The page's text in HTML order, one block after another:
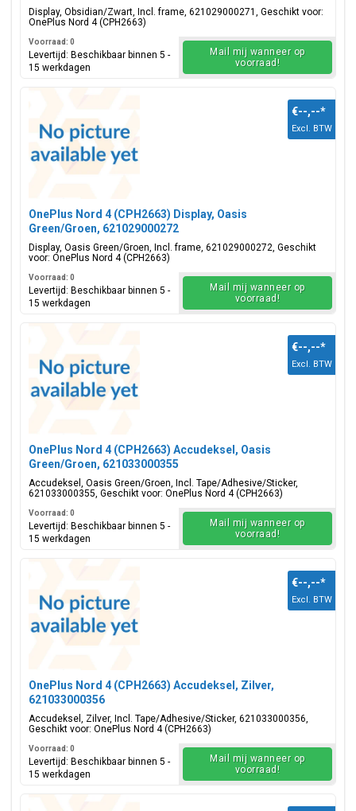
Display, Obsidian/Zwart, Incl. frame, 621029000271, Geschikt voor:
OnePlus Nord 4 (CPH2663)
Voorraad: 0
Levertijd: Beschikbaar binnen 5 -
15 werkdagen
Mail mij wanneer op
voorraad!
OnePlus Nord 4 (CPH2663) Display, Oasis
Green/Groen, 621029000272
Display, Oasis Green/Groen, Incl. frame, 621029000272, Geschikt
voor: OnePlus Nord 4 (CPH2663)
€--,--*
Excl. BTW
Voorraad: 0
Levertijd: Beschikbaar binnen 5 -
15 werkdagen
Mail mij wanneer op
voorraad!
OnePlus Nord 4 (CPH2663) Accudeksel, Oasis
Green/Groen, 621033000355
Accudeksel, Oasis Green/Groen, Incl. Tape/Adhesive/Sticker,
621033000355, Geschikt voor: OnePlus Nord 4 (CPH2663)
€--,--*
Excl. BTW
Voorraad: 0
Levertijd: Beschikbaar binnen 5 -
15 werkdagen
Mail mij wanneer op
voorraad!
OnePlus Nord 4 (CPH2663) Accudeksel, Zilver,
621033000356
Accudeksel, Zilver, Incl. Tape/Adhesive/Sticker, 621033000356,
Geschikt voor: OnePlus Nord 4 (CPH2663)
€--,--*
Excl. BTW
Voorraad: 0
Levertijd: Beschikbaar binnen 5 -
15 werkdagen
Mail mij wanneer op
voorraad!